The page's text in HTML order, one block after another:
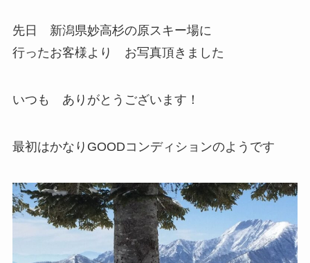
先日 新潟県妙高杉の原スキー場に
行ったお客様より お写真頂きました
いつも ありがとうございます！
最初はかなりGOODコンディションのようです